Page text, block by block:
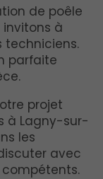
de poêle
invitons à
techniciens.
parfaite
projet
à Lagny-sur-
les
avec